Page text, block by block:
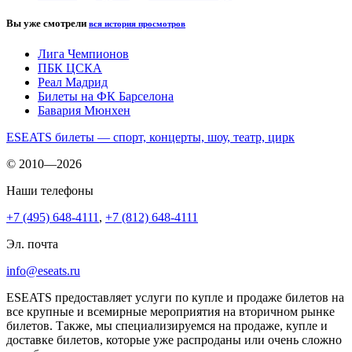
Вы уже смотрели вся история просмотров
Лига Чемпионов
ПБК ЦСКА
Реал Мадрид
Билеты на ФК Барселона
Бавария Мюнхен
ESEATS билеты — спорт, концерты, шоу, театр, цирк
© 2010—2026
Наши телефоны
+7 (495) 648-4111 , +7 (812) 648-4111
Эл. почта
info@eseats.ru
ESEATS предоставляет услуги по купле и продаже билетов на
все крупные и всемирные мероприятия на вторичном рынке
билетов. Также, мы специализируемся на продаже, купле и
доставке билетов, которые уже распроданы или очень сложно